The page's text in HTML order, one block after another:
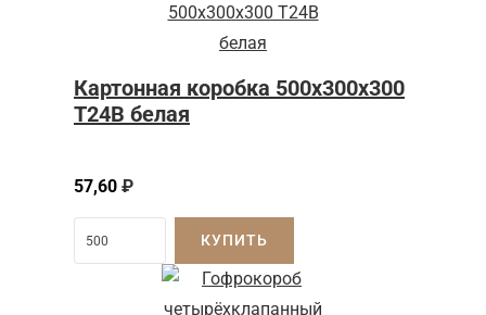
Картонная коробка 500x300x300
Т24B белая
57,60 ₽
КУПИТЬ